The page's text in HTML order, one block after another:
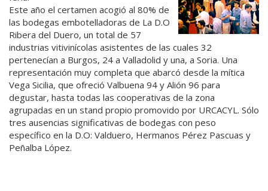
Este año el certamen acogió al 80% de
las bodegas embotelladoras de La D.O
Ribera del Duero, un total de 57
industrias vitivinícolas asistentes de las cuales 32
pertenecían a Burgos, 24 a Valladolid y una, a Soria. Una
representación muy completa que abarcó desde la mítica
Vega Sicilia, que ofreció Valbuena 94 y Alión 96 para
degustar, hasta todas las cooperativas de la zona
agrupadas en un stand propio promovido por URCACYL. Sólo
tres ausencias significativas de bodegas con peso
específico en la D.O: Valduero, Hermanos Pérez Pascuas y
Peñalba López.